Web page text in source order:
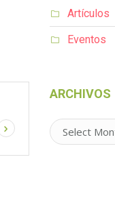
Artículos
Eventos
ARCHIVOS
Archivos